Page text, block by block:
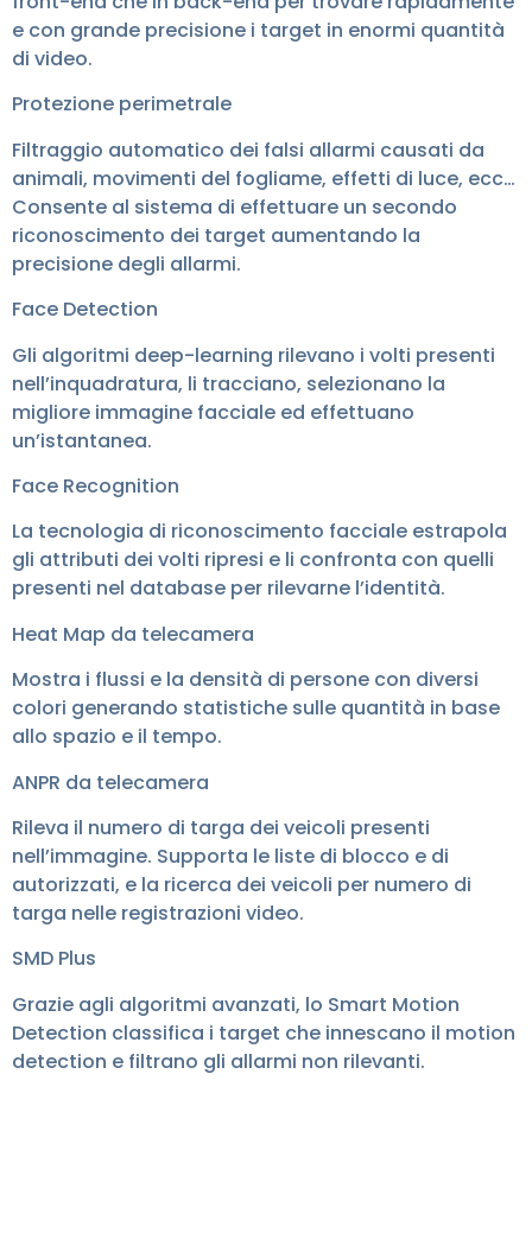
e con grande precisione i target in enormi quantità
di video.
Protezione perimetrale
Filtraggio automatico dei falsi allarmi causati da
animali, movimenti del fogliame, effetti di luce, ecc…
Consente al sistema di effettuare un secondo
riconoscimento dei target aumentando la
precisione degli allarmi.
Face Detection
Gli algoritmi deep-learning rilevano i volti presenti
nell’inquadratura, li tracciano, selezionano la
migliore immagine facciale ed effettuano
un’istantanea.
Face Recognition
La tecnologia di riconoscimento facciale estrapola
gli attributi dei volti ripresi e li confronta con quelli
presenti nel database per rilevarne l’identità.
Heat Map da telecamera
Mostra i flussi e la densità di persone con diversi
colori generando statistiche sulle quantità in base
allo spazio e il tempo.
ANPR da telecamera
Rileva il numero di targa dei veicoli presenti
nell’immagine. Supporta le liste di blocco e di
autorizzati, e la ricerca dei veicoli per numero di
targa nelle registrazioni video.
SMD Plus
Grazie agli algoritmi avanzati, lo Smart Motion
Detection classifica i target che innescano il motion
detection e filtrano gli allarmi non rilevanti.